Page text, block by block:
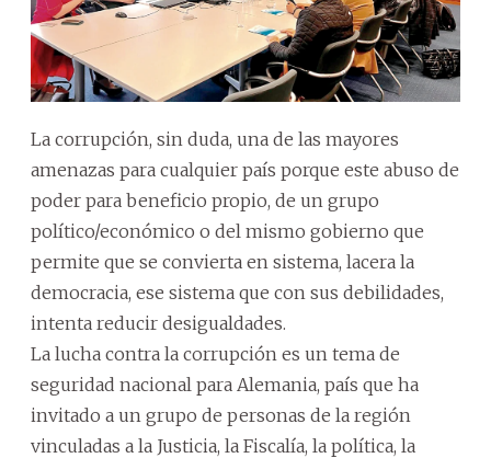
La corrupción, sin duda, una de las mayores
amenazas para cualquier país porque este abuso de
poder para beneficio propio, de un grupo
político/económico o del mismo gobierno que
permite que se convierta en sistema, lacera la
democracia, ese sistema que con sus debilidades,
intenta reducir desigualdades.
La lucha contra la corrupción es un tema de
seguridad nacional para Alemania, país que ha
invitado a un grupo de personas de la región
vinculadas a la Justicia, la Fiscalía, la política, la